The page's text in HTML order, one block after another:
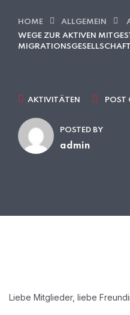
HOME ALLGEMEIN
WEGE ZUR AKTIVEN
MIGRATIONSGESELLSCHAFT
AKTIVITÄTEN POST
POSTED BY
admin
Liebe Mitglieder, liebe